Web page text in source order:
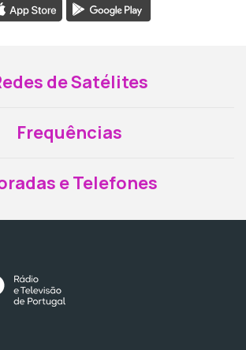
de Satélites
Frequências
e Telefones